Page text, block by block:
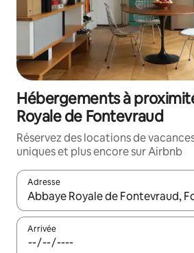
Hébergements à
Royale de Fontevraud
Réservez des locations de
uniques et plus encore sur Airbnb
Adresse
Lorsque les résultats s'affichent,
Arrivée